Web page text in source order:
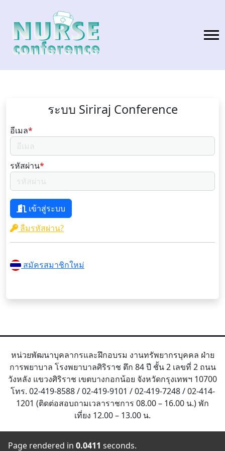
ระบบ Siriraj Conference
อีเมล*
รหัสผ่าน*
เข้าสู่ระบบ
ลืมรหัสผ่าน?
สมัครสมาชิกใหม่
หน่วยพัฒนาบุคลากรและฝึกอบรม งานทรัพยากรบุคคล ฝ่าย
การพยาบาล โรงพยาบาลศิริราช ตึก 84 ปี ชั้น 2 เลขที่ 2 ถนน
วังหลัง แขวงศิริราช เขตบางกอกน้อย จังหวัดกรุงเทพฯ 10700
โทร. 02-419-8588 / 02-419-9101 / 02-419-7248 / 02-414-
1201 (ติดต่อสอบถามเวลาราชการ 08.00 – 16.00 น.) พัก
เที่ยง 12.00 – 13.00 น.
Page rendered in 0.0411 seconds.